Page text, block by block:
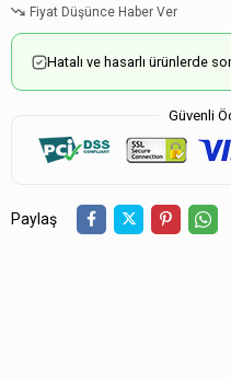
Fiyat Düşünce Haber Ver
Hatalı ve hasarlı ürünlerde
Güvenli
Paylaş